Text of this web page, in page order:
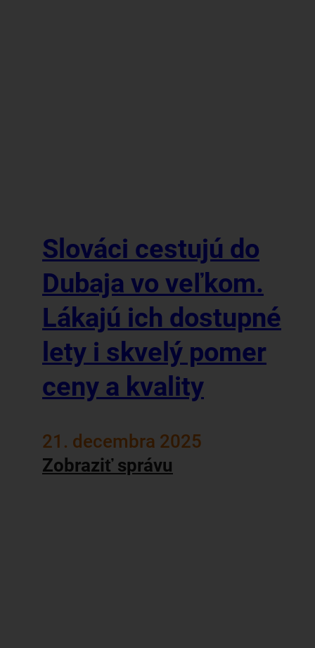
Slováci cestujú do
Dubaja vo veľkom.
Lákajú ich dostupné
lety i skvelý pomer
ceny a kvality
21. decembra 2025
Zobraziť správu